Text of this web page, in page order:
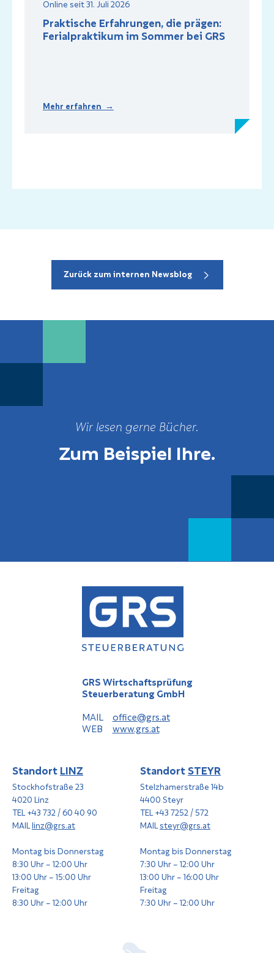
Online seit 31. Juli 2026
Praktische Erfahrungen, die prägen:
Ferialpraktikum im Sommer bei GRS
Mehr erfahren →
Zurück zum internen Newsblog
Wir lesen gerne Bücher.
Zum Beispiel Ihre.
GRS Wirtschaftsprüfung
Steuerberatung GmbH
MAIL
office@grs.at
WEB www.grs.at
StandortLINZ
Stockhofstraße 23
4020 Linz
TEL +43 732 / 60 40 90
MAIL linz@grs.at
Montag bis Donnerstag
8:30 Uhr – 12:00 Uhr
13:00 Uhr – 15:00 Uhr
Freitag
8:30 Uhr – 12:00 Uhr
StandortSTEYR
Stelzhamerstraße 14b
4400 Steyr
TEL +43 7252 / 572
MAIL steyr@grs.at
Montag bis Donnerstag
7:30 Uhr – 12:00 Uhr
13:00 Uhr – 16:00 Uhr
Freitag
7:30 Uhr – 12:00 Uhr